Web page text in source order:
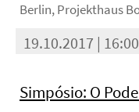
Berlin, Projekthaus
19.10.2017 |
Simpósio: O